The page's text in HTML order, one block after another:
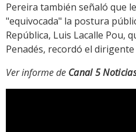
Pereira también señaló que
"equivocada" la postura
República, Luis Lacalle Pou,
Penadés, recordó el
Ver informe de Canal 5